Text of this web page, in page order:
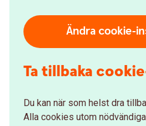
Ändra cookie-
Ta tillbaka
Du kan när som helst dra
Alla cookies utom